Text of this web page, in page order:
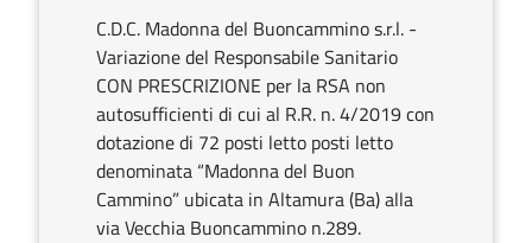
C.D.C. Madonna del Buoncammino s.r.l. -
Variazione del Responsabile Sanitario
CON PRESCRIZIONE per la RSA non
autosufficienti di cui al R.R. n. 4/2019 con
dotazione di 72 posti letto posti letto
denominata “Madonna del Buon
Cammino” ubicata in Altamura (Ba) alla
via Vecchia Buoncammino n.289.